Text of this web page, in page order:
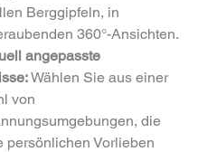
Berggipfeln, in
360°-Ansichten.
angepasste
Wählen Sie aus einer
von
die
persönlichen Vorlieben